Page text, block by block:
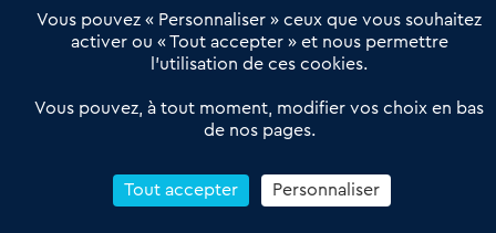
Réseau 3C : un partenaire national dédié aux transactions
Petitscommerces : Un partenariat au service du commerce de
proximité et des territoires
Reprendre un Restaurant Rapide
Vous pouvez « Personnaliser » ceux que vous souhaitez
activer ou « Tout accepter » et nous permettre
l’utilisation de ces cookies.
Vous pouvez, à tout moment, modifier vos choix en bas
de nos pages.
Tout accepter Personnaliser